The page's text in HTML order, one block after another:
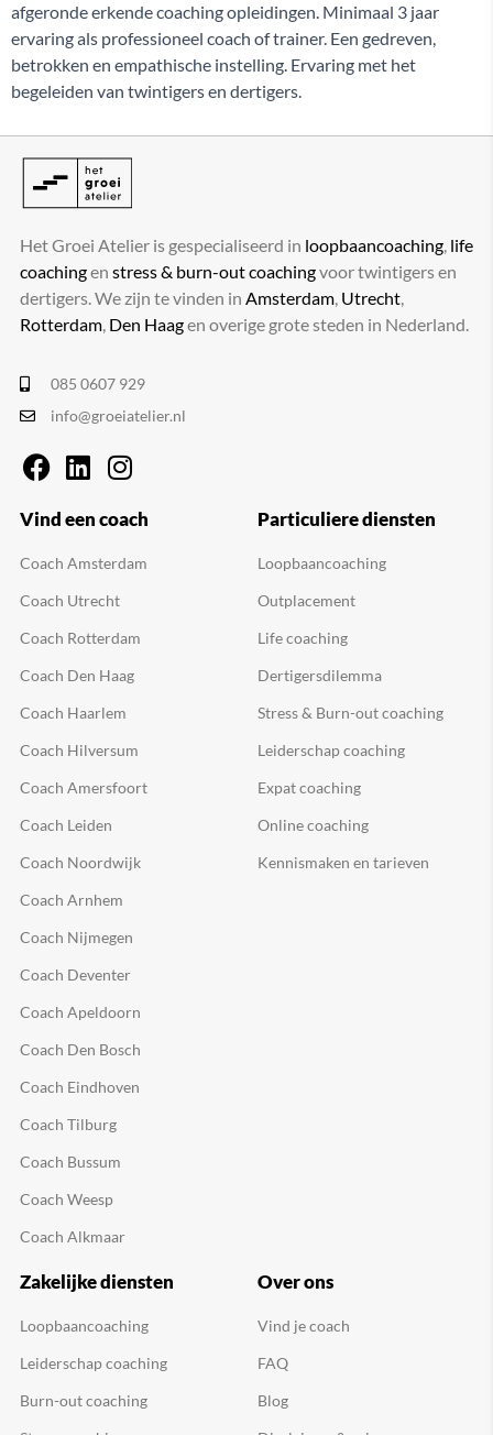
afgeronde erkende coaching opleidingen. Minimaal 3 jaar
ervaring als professioneel coach of trainer. Een gedreven,
betrokken en empathische instelling. Ervaring met het
begeleiden van twintigers en dertigers.
Het Groei Atelier is gespecialiseerd in loopbaancoaching life
coachingen stress & burn-out coachingvoor twintigers en
dertigers. We zijn te vinden in Amsterdam Utrecht
Rotterdam Den Haagen overige grote steden in Nederland.
085 0607 929
info@groeiatelier.nl
Vind een coach
Coach Amsterdam
Coach Utrecht
Coach Rotterdam
Coach Den Haag
Coach Haarlem
Coach Hilversum
Coach Amersfoort
Coach Leiden
Coach Noordwijk
Coach Arnhem
Coach Nijmegen
Coach Deventer
Coach Apeldoorn
Coach Den Bosch
Coach Eindhoven
Coach Tilburg
Coach Bussum
Coach Weesp
Coach Alkmaar
Particuliere diensten
Loopbaancoaching
Outplacement
Life coaching
Dertigersdilemma
Stress & Burn-out coaching
Leiderschap coaching
Expat coaching
Online coaching
Kennismaken en tarieven
Zakelijke diensten
Loopbaancoaching
Leiderschap coaching
Burn-out coaching
Over ons
Vind je coach
FAQ
Blog